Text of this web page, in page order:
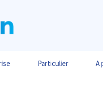
Particulier A